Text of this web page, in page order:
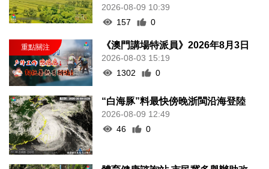
2026-08-09 10:39
157
0
《澳門講場特派員》2026年8月3日
2026-08-03 15:19
1302
0
“白海豚”料最快傍晚浙閩沿海登陸
2026-08-09 12:49
46
0